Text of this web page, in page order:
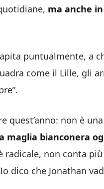
ma anche
puntualmente, a
come il Lille, gli
quest’anno: non è
maglia bianconera
radicale, non conta
dico che Jonathan